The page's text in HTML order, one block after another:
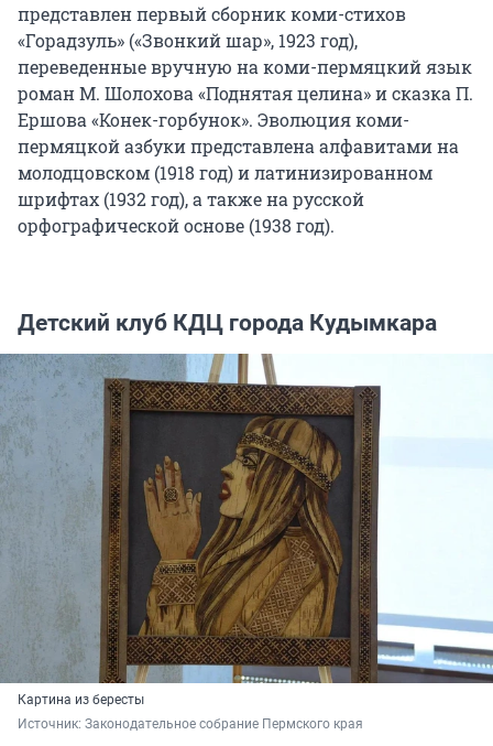
представлен первый сборник коми-стихов
«Горадзуль» («Звонкий шар», 1923 год),
переведенные вручную на коми-пермяцкий язык
роман М. Шолохова «Поднятая целина» и сказка П.
Ершова «Конек-горбунок». Эволюция коми-
пермяцкой азбуки представлена алфавитами на
молодцовском (1918 год) и латинизированном
шрифтах (1932 год), а также на русской
орфографической основе (1938 год).
Детский клуб КДЦ города Кудымкара
Картина из бересты
Источник: Законодательное собрание Пермского края